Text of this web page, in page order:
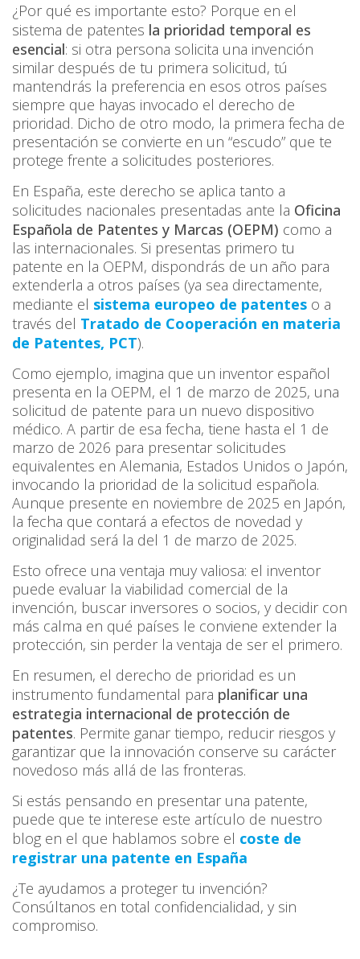
¿Por qué es importante esto? Porque en el
sistema de patentes la prioridad temporal es
esencial: si otra persona solicita una invención
similar después de tu primera solicitud, tú
mantendrás la preferencia en esos otros países
siempre que hayas invocado el derecho de
prioridad. Dicho de otro modo, la primera fecha de
presentación se convierte en un “escudo” que te
protege frente a solicitudes posteriores.
En España, este derecho se aplica tanto a
solicitudes nacionales presentadas ante la Oficina
Española de Patentes y Marcas (OEPM) como a
las internacionales. Si presentas primero tu
patente en la OEPM, dispondrás de un año para
extenderla a otros países (ya sea directamente,
mediante el sistema europeo de patentes o a
través del Tratado de Cooperación en materia
de Patentes, PCT).
Como ejemplo, imagina que un inventor español
presenta en la OEPM, el 1 de marzo de 2025, una
solicitud de patente para un nuevo dispositivo
médico. A partir de esa fecha, tiene hasta el 1 de
marzo de 2026 para presentar solicitudes
equivalentes en Alemania, Estados Unidos o Japón,
invocando la prioridad de la solicitud española.
Aunque presente en noviembre de 2025 en Japón,
la fecha que contará a efectos de novedad y
originalidad será la del 1 de marzo de 2025.
Esto ofrece una ventaja muy valiosa: el inventor
puede evaluar la viabilidad comercial de la
invención, buscar inversores o socios, y decidir con
más calma en qué países le conviene extender la
protección, sin perder la ventaja de ser el primero.
En resumen, el derecho de prioridad es un
instrumento fundamental para planificar una
estrategia internacional de protección de
patentes. Permite ganar tiempo, reducir riesgos y
garantizar que la innovación conserve su carácter
novedoso más allá de las fronteras.
Si estás pensando en presentar una patente,
puede que te interese este artículo de nuestro
blog en el que hablamos sobre el coste de
registrar una patente en España
¿Te ayudamos a proteger tu invención?
Consúltanos en total confidencialidad, y sin
compromiso.